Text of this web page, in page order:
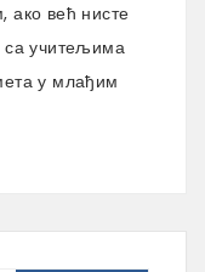
ако већ нисте
са учитељима
у млађим